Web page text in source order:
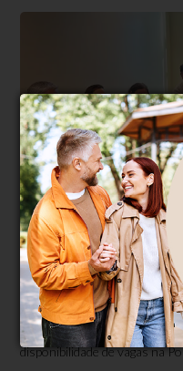
Direitos Há 4 semanas
Reunião debate
agendamento
Migratório
Secretaria de
Ministério Público Federal
disponibilidade de vagas na